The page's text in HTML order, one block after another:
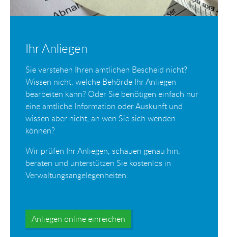
Ihr Anliegen
Sie verstehen Ihren amtlichen Bescheid nicht?
Wissen nicht, welche Behörde Ihr Anliegen
bearbeiten kann? Oder Sie benötigen einfach nur
eine amtliche Information oder Auskunft und
wissen aber nicht, an wen Sie sich wenden
können?
Wir prüfen Ihr Anliegen, schauen genau hin,
beraten und unterstützen Sie kostenlos in
Verwaltungsangelegenheiten.
Anliegen online einreichen